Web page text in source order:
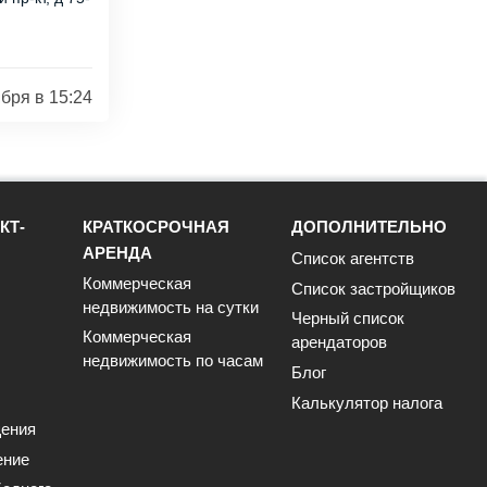
в 15:24
КРАТКОСРОЧНАЯ
АРЕНДА
Коммерческая
недвижимость на сутки
Коммерческая
недвижимость по часам
ДОПОЛНИТЕЛЬНО
Список агентств
Список застройщиков
Черный список
арендаторов
Блог
Калькулятор налога